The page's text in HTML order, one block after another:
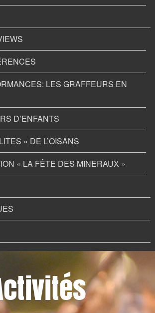
LES GRAFFEURS EN
D’ENFANTS
» DE L’OISANS
« LA FÊTE DES MINERAUX »